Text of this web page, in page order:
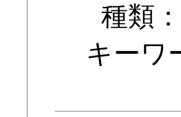
種類：
キーワ